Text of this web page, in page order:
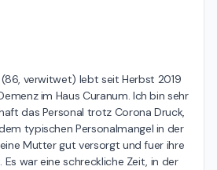
verwitwet) lebt seit Herbst 2019
im Haus Curanum. Ich bin sehr
das Personal trotz Corona Druck,
typischen Personalmangel in der
Mutter gut versorgt und fuer ihre
war eine schreckliche Zeit, in der